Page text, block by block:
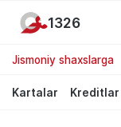
Jismoniy shaxslarga
Kartalar Kreditlar
1326